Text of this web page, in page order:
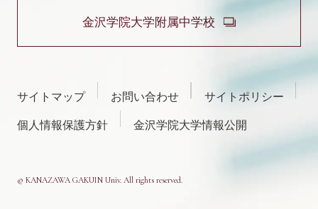
金沢学院大学附属中学校
サイトマップ お問い合わせ サイトポリシー
個人情報保護方針 金沢学院大学情報公開
© KANAZAWA GAKUIN Univ. All rights reserved.